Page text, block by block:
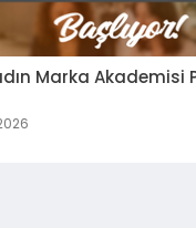
Marka Akademisi